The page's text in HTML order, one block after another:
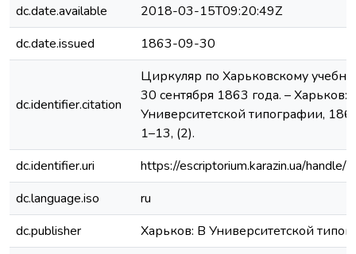
dc.date.available
2018-03-15T09:20:49Z
dc.date.issued
1863-09-30
dc.identifier.citation
Циркуляр по Харьковскому
30 сентября 1863 года. – Харьков:
Университетской типографии,
1–13, (2).
dc.identifier.uri
https://escriptorium.karazin.ua/
dc.language.iso
ru
dc.publisher
Харьков: В Университетской